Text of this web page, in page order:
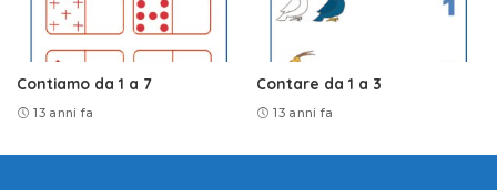
Contiamo da 1 a 7
13 anni fa
Contare da 1 a 3
13 anni fa